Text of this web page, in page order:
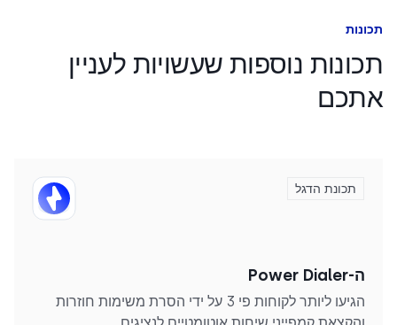
תכונות
תכונות נוספות שעשויות לעניין
אתכם
תכונת הדגל
ה-Power Dialer
הגיעו ליותר לקוחות פי 3 על ידי הסרת משימות חוזרות